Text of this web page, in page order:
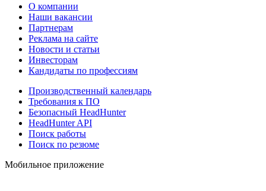
О компании
Наши вакансии
Партнерам
Реклама на сайте
Новости и статьи
Инвесторам
Кандидаты по профессиям
Производственный календарь
Требования к ПО
Безопасный HeadHunter
HeadHunter API
Поиск работы
Поиск по резюме
Мобильное приложение